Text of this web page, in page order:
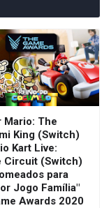
Mario: The
King (Switch)
Kart Live:
Circuit (Switch)
para
Jogo Família"
Awards 2020